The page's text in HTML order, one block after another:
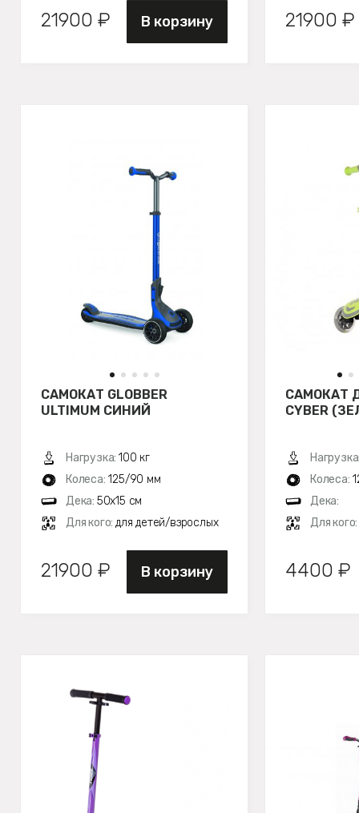
21900 ₽ В корзину 21900 ₽
САМОКАТ GLOBBER
ULTIMUM СИНИЙ
Нагрузка: 100 кг
Колеса: 125/90 мм
Дека: 50х15 см
Для кого: для детей/взрослых
21900 ₽ В корзину
САМОКАТ
CYBER
Колеса:
Дека:
Для кого:
4400 ₽